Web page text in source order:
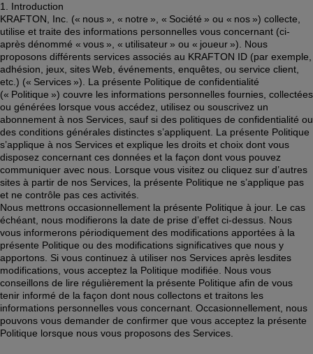
1. Introduction
KRAFTON, Inc. (« nous », « notre », « Société » ou « nos ») collecte,
utilise et traite des informations personnelles vous concernant (ci-
après dénommé « vous », « utilisateur » ou « joueur »). Nous
proposons différents services associés au KRAFTON ID (par exemple,
adhésion, jeux, sites Web, événements, enquêtes, ou service client,
etc.) (« Services »). La présente Politique de confidentialité
(« Politique ») couvre les informations personnelles fournies, collectées
ou générées lorsque vous accédez, utilisez ou souscrivez un
abonnement à nos Services, sauf si des politiques de confidentialité ou
des conditions générales distinctes s’appliquent. La présente Politique
s’applique à nos Services et explique les droits et choix dont vous
disposez concernant ces données et la façon dont vous pouvez
communiquer avec nous. Lorsque vous visitez ou cliquez sur d’autres
sites à partir de nos Services, la présente Politique ne s’applique pas
et ne contrôle pas ces activités.
Nous mettrons occasionnellement la présente Politique à jour. Le cas
échéant, nous modifierons la date de prise d’effet ci-dessus. Nous
vous informerons périodiquement des modifications apportées à la
présente Politique ou des modifications significatives que nous y
apportons. Si vous continuez à utiliser nos Services après lesdites
modifications, vous acceptez la Politique modifiée. Nous vous
conseillons de lire régulièrement la présente Politique afin de vous
tenir informé de la façon dont nous collectons et traitons les
informations personnelles vous concernant. Occasionnellement, nous
pouvons vous demander de confirmer que vous acceptez la présente
Politique lorsque nous vous proposons des Services.